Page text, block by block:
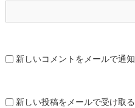
新しいコメントをメールで通知
新しい投稿をメールで受け取る